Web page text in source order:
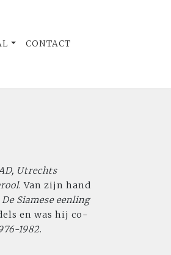
CONTACT
Utrechts
. Van zijn hand
De Siamese eenling
en was hij co-
1982.